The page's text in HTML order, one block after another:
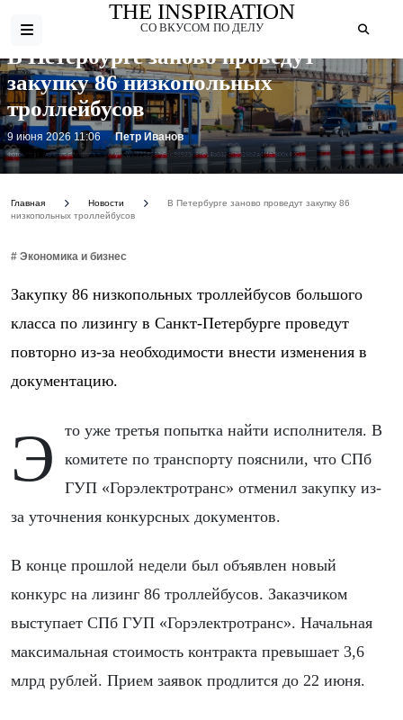
THE INSPIRATION
СО ВКУСОМ ПО ДЕЛУ
Фото: https://avatars.dzeninfra.ru/get-ynews/271828/b5ee86923d81e14b032c6b615b2a4f4e/800x400
В Петербурге заново проведут
закупку 86 низкопольных
троллейбусов
9 июня 2026 11:06 Петр Иванов
Главная Новости
В Петербурге заново проведут закупку 86
низкопольных троллейбусов
# Экономика и бизнес
Закупку 86 низкопольных троллейбусов большого
класса по лизингу в Санкт-Петербурге проведут
повторно из-за необходимости внести изменения в
документацию.
Это уже третья попытка найти исполнителя. В
комитете по транспорту пояснили, что СПб
ГУП «Горэлектротранс» отменил закупку из-
за уточнения конкурсных документов.
В конце прошлой недели был объявлен новый
конкурс на лизинг 86 троллейбусов. Заказчиком
выступает СПб ГУП «Горэлектротранс». Начальная
максимальная стоимость контракта превышает 3,6
млрд рублей. Прием заявок продлится до 22 июня.